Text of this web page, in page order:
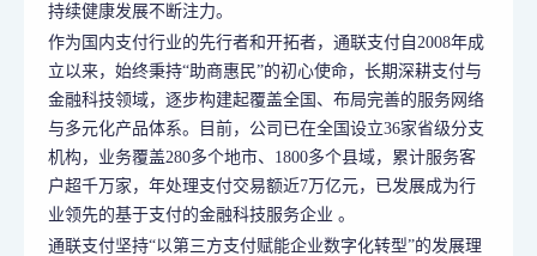
持续健康发展不断注力。
作为国内支付行业的先行者和开拓者，通联支付自2008年成
立以来，始终秉持“助商惠民”的初心使命，长期深耕支付与
金融科技领域，逐步构建起覆盖全国、布局完善的服务网络
与多元化产品体系。目前，公司已在全国设立36家省级分支
机构，业务覆盖280多个地市、1800多个县域，累计服务客
户超千万家，年处理支付交易额近7万亿元，已发展成为行
业领先的基于支付的金融科技服务企业 。
通联支付坚持“以第三方支付赋能企业数字化转型”的发展理